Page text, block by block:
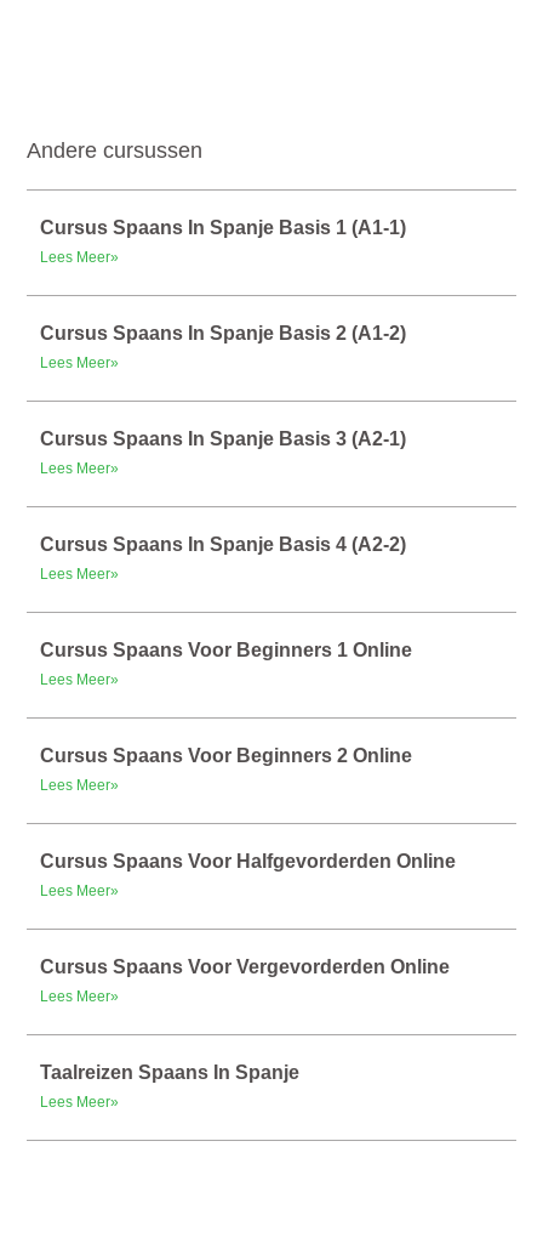
Andere cursussen
Cursus Spaans In Spanje Basis 1 (A1-1)
Lees Meer»
Cursus Spaans In Spanje Basis 2 (A1-2)
Lees Meer»
Cursus Spaans In Spanje Basis 3 (A2-1)
Lees Meer»
Cursus Spaans In Spanje Basis 4 (A2-2)
Lees Meer»
Cursus Spaans Voor Beginners 1 Online
Lees Meer»
Cursus Spaans Voor Beginners 2 Online
Lees Meer»
Cursus Spaans Voor Halfgevorderden Online
Lees Meer»
Cursus Spaans Voor Vergevorderden Online
Lees Meer»
Taalreizen Spaans In Spanje
Lees Meer»